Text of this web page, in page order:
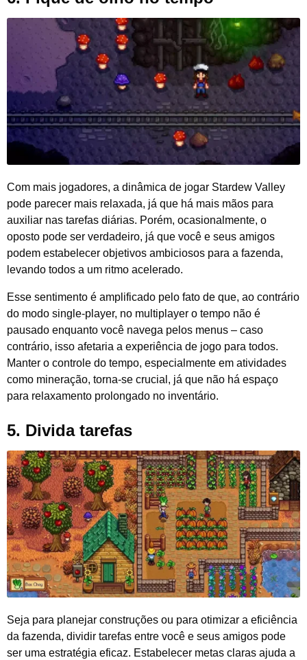
Com mais jogadores, a dinâmica de jogar Stardew Valley
pode parecer mais relaxada, já que há mais mãos para
auxiliar nas tarefas diárias. Porém, ocasionalmente, o
oposto pode ser verdadeiro, já que você e seus amigos
podem estabelecer objetivos ambiciosos para a fazenda,
levando todos a um ritmo acelerado.
Esse sentimento é amplificado pelo fato de que, ao contrário
do modo single-player, no multiplayer o tempo não é
pausado enquanto você navega pelos menus – caso
contrário, isso afetaria a experiência de jogo para todos.
Manter o controle do tempo, especialmente em atividades
como mineração, torna-se crucial, já que não há espaço
para relaxamento prolongado no inventário.
5. Divida tarefas
Seja para planejar construções ou para otimizar a eficiência
da fazenda, dividir tarefas entre você e seus amigos pode
ser uma estratégia eficaz. Estabelecer metas claras ajuda a